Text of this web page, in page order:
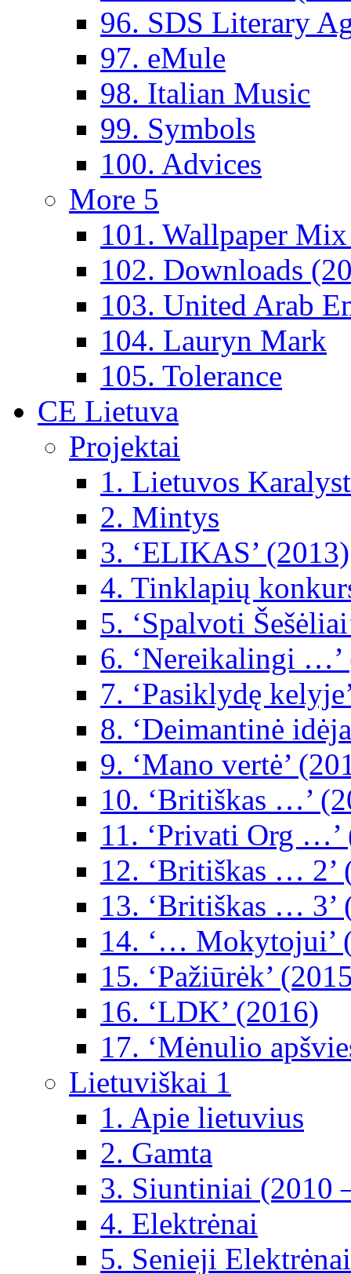
96. SDS Literary
97. eMule
98. Italian Music
99. Symbols
100. Advices
More 5
101. Wallpaper
102. Downloads
103. United Arab
104. Lauryn Mark
105. Tolerance
CE Lietuva
Projektai
1. Lietuvos
2. Mintys
3. ‘ELIKAS’ (2013)
4. Tinklapių
5. ‘Spalvoti
6. ‘Nereikalingi …’
7. ‘Pasiklydę
8. ‘Deimantinė
9. ‘Mano vertė’
10. ‘Britiškas …’
11. ‘Privati Org …’
12. ‘Britiškas … 2’
13. ‘Britiškas … 3’
14. ‘… Mokytojui’
15. ‘Pažiūrėk’
16. ‘LDK’ (2016)
17. ‘Mėnulio
Lietuviškai 1
1. Apie lietuvius
2. Gamta
3. Siuntiniai (2010
4. Elektrėnai
5. Senieji Elektrėnai